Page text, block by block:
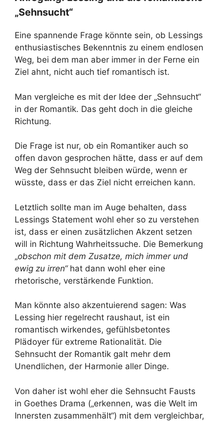
„Sehnsucht“
Eine spannende Frage könnte sein, ob Lessings
enthusiastisches Bekenntnis zu einem endlosen
Weg, bei dem man aber immer in der Ferne ein
Ziel ahnt, nicht auch tief romantisch ist.
Man vergleiche es mit der Idee der „Sehnsucht“
in der Romantik. Das geht doch in die gleiche
Richtung.
Die Frage ist nur, ob ein Romantiker auch so
offen davon gesprochen hätte, dass er auf dem
Weg der Sehnsucht bleiben würde, wenn er
wüsste, dass er das Ziel nicht erreichen kann.
Letztlich sollte man im Auge behalten, dass
Lessings Statement wohl eher so zu verstehen
ist, dass er einen zusätzlichen Akzent setzen
will in Richtung Wahrheitssuche. Die Bemerkung
„obschon mit dem Zusatze, mich immer und
ewig zu irren“ hat dann wohl eher eine
rhetorische, verstärkende Funktion.
Man könnte also akzentuierend sagen: Was
Lessing hier regelrecht raushaut, ist ein
romantisch wirkendes, gefühlsbetontes
Plädoyer für extreme Rationalität. Die
Sehnsucht der Romantik galt mehr dem
Unendlichen, der Harmonie aller Dinge.
Von daher ist wohl eher die Sehnsucht Fausts
in Goethes Drama („erkennen, was die Welt im
Innersten zusammenhält“) mit dem vergleichbar,